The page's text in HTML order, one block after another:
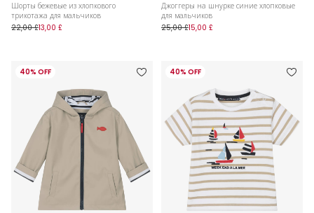
Шорты бежевые из хлопкового
трикотажа для мальчиков
22,00 £13,00 £
Джоггеры на шнурке синие хлопковые
для мальчиков
25,00 £15,00 £
40% OFF 40% OFF